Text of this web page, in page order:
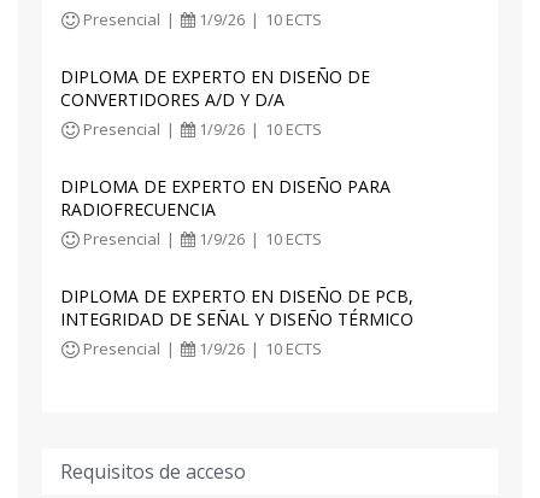
Presencial | 1/9/26 | 10 ECTS
DIPLOMA DE EXPERTO EN DISEÑO DE
CONVERTIDORES A/D Y D/A
Presencial | 1/9/26 | 10 ECTS
DIPLOMA DE EXPERTO EN DISEÑO PARA
RADIOFRECUENCIA
Presencial | 1/9/26 | 10 ECTS
DIPLOMA DE EXPERTO EN DISEÑO DE PCB,
INTEGRIDAD DE SEÑAL Y DISEÑO TÉRMICO
Presencial | 1/9/26 | 10 ECTS
Requisitos de acceso